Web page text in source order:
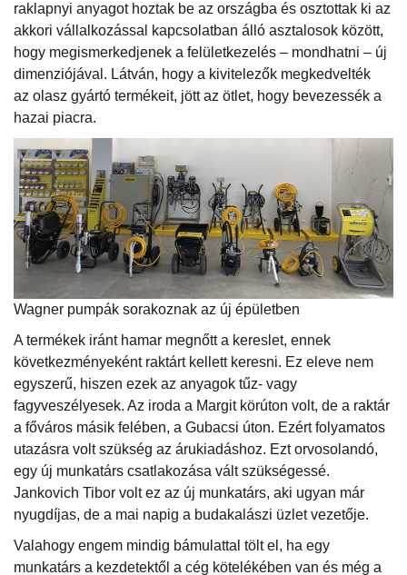
raklapnyi anyagot hoztak be az országba és osztottak ki az
akkori vállalkozással kapcsolatban álló asztalosok között,
hogy megismerkedjenek a felületkezelés – mondhatni – új
dimenziójával. Látván, hogy a kivitelezők megkedvelték
az olasz gyártó termékeit, jött az ötlet, hogy bevezessék a
hazai piacra.
Wagner pumpák sorakoznak az új épületben
A termékek iránt hamar megnőtt a kereslet, ennek
következményeként raktárt kellett keresni. Ez eleve nem
egyszerű, hiszen ezek az anyagok tűz- vagy
fagyveszélyesek. Az iroda a Margit körúton volt, de a raktár
a főváros másik felében, a Gubacsi úton. Ezért folyamatos
utazásra volt szükség az árukiadáshoz. Ezt orvosolandó,
egy új munkatárs csatlakozása vált szükségessé.
Jankovich Tibor volt ez az új munkatárs, aki ugyan már
nyugdíjas, de a mai napig a budakalászi üzlet vezetője.
Valahogy engem mindig bámulattal tölt el, ha egy
munkatárs a kezdetektől a cég kötelékében van és még a